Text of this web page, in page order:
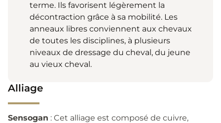
terme. Ils favorisent légèrement la
décontraction grâce à sa mobilité. Les
anneaux libres conviennent aux chevaux
de toutes les disciplines, à plusieurs
niveaux de dressage du cheval, du jeune
au vieux cheval.
Alliage
Sensogan : Cet alliage est composé de cuivre,